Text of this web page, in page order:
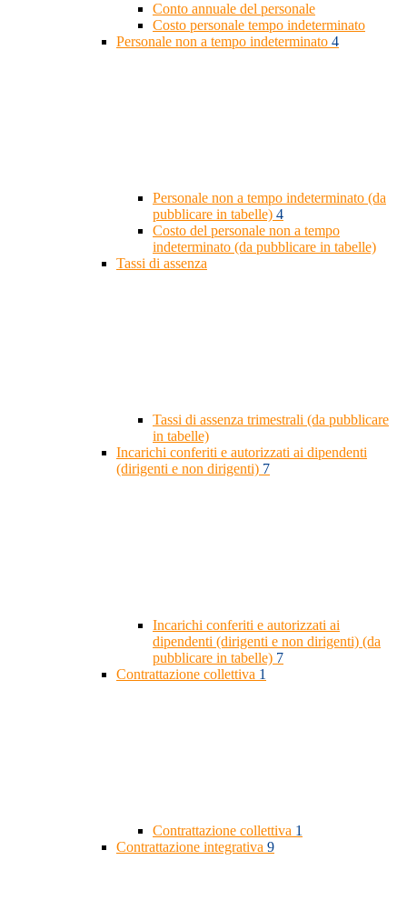
Conto annuale del personale
Costo personale tempo indeterminato
Personale non a tempo indeterminato 4
Personale non a tempo indeterminato (da
pubblicare in tabelle) 4
Costo del personale non a tempo
indeterminato (da pubblicare in tabelle)
Tassi di assenza
Tassi di assenza trimestrali (da pubblicare
in tabelle)
Incarichi conferiti e autorizzati ai dipendenti
(dirigenti e non dirigenti) 7
Incarichi conferiti e autorizzati ai
dipendenti (dirigenti e non dirigenti) (da
pubblicare in tabelle) 7
Contrattazione collettiva 1
Contrattazione collettiva 1
Contrattazione integrativa 9